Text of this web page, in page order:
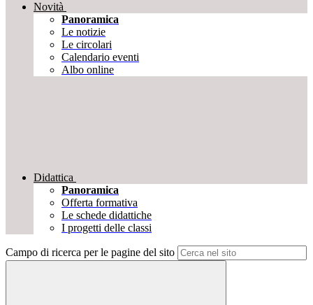
Novità
Panoramica
Le notizie
Le circolari
Calendario eventi
Albo online
Didattica
Panoramica
Offerta formativa
Le schede didattiche
I progetti delle classi
Campo di ricerca per le pagine del sito